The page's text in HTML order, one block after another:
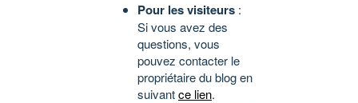
Pour les visiteurs :
Si vous avez des
questions, vous
pouvez contacter le
propriétaire du blog en
suivantce lien.